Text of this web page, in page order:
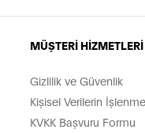
MÜŞTERİ HİZMETLERİ
Gizlilik ve Güvenlik
Kişisel Verilerin
KVKK Başvuru Formu